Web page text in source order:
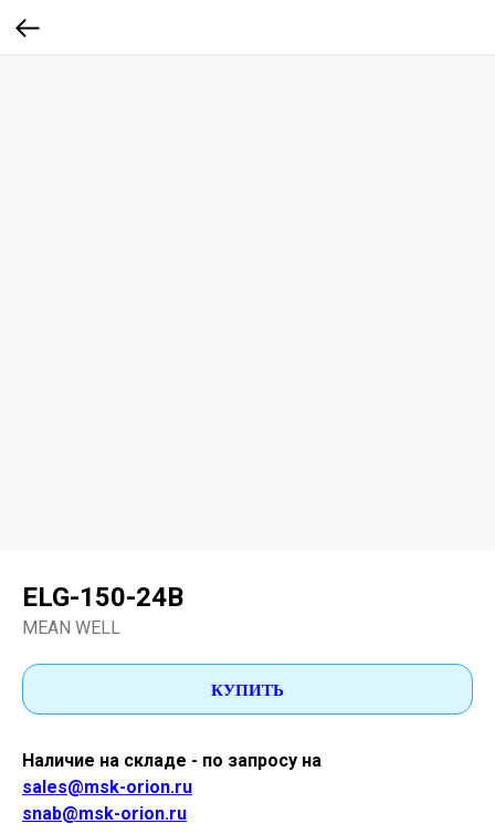
ELG-150-24B
MEAN WELL
КУПИТЬ
Наличие на складе - по запросу на
sales@msk-orion.ru
snab@msk-orion.ru